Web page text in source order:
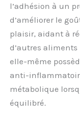
l’adhésion à un
d’améliorer le
plaisir, aidant à
d’autres
elle-même
anti-
métabolique
équilibré.